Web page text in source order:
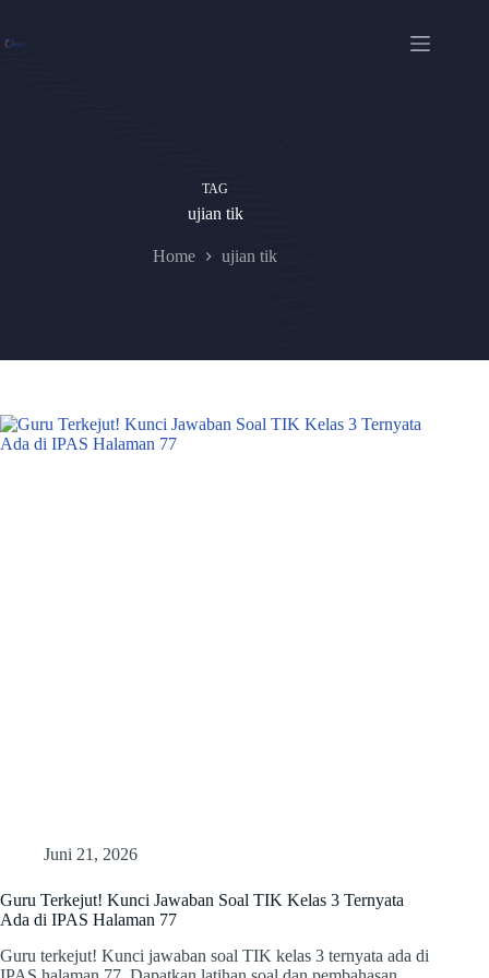
content
TAG
ujian tik
Home ujian tik
Juni 21, 2026
Guru Terkejut! Kunci Jawaban Soal TIK Kelas 3 Ternyata
Ada di IPAS Halaman 77
Guru terkejut! Kunci jawaban soal TIK kelas 3 ternyata ada di